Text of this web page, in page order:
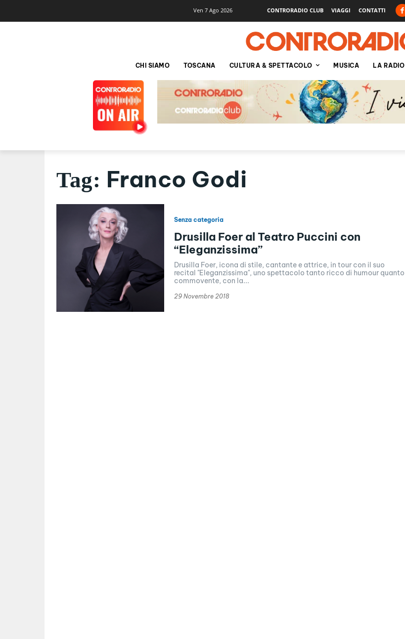
Ven 7 Ago 2026 CONTRORADIO CLUB VIAGGI CONTATTI
CHI SIAMO TOSCANA CULTURA & SPETTACOLO MUSICA LA RADIO
Tag: Franco Godi
Senza categoria
Drusilla Foer al Teatro Puccini con
“Eleganzissima”
Drusilla Foer, icona di stile, cantante e attrice, in tour con il suo
recital "Eleganzissima", uno spettacolo tanto ricco di humour quanto
commovente, con la...
29 Novembre 2018